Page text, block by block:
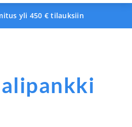
yli 450 € tilauksiin